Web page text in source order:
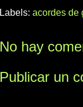
Labels: acordes de
No hay
Publicar un